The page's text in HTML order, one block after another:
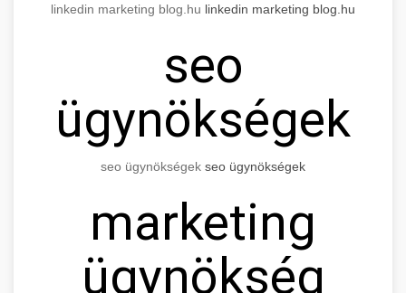
linkedin marketing blog.hu linkedin marketing blog.hu
seo
ügynökségek
seo ügynökségek seo ügynökségek
marketing
ügynökség